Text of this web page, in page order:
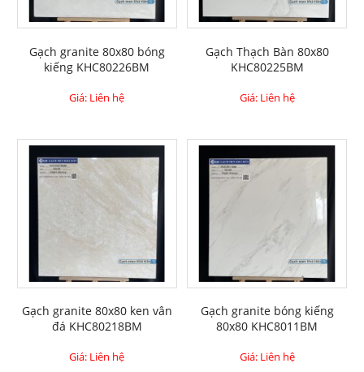
Gạch granite 80x80 bóng
kiếng KHC80226BM
Giá: Liên hệ
Gạch Thạch Bàn 80x80
KHC80225BM
Giá: Liên hệ
Gạch granite 80x80 ken vân
đá KHC80218BM
Giá: Liên hệ
Gạch granite bóng kiếng
80x80 KHC8011BM
Giá: Liên hệ